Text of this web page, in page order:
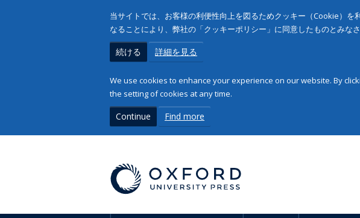
当サイトでは、お客様の利便性向上を図るためクッキー（Cookie）
なることにより、弊社の「クッキーポリシー」に同意したものとみな
続ける 詳細を見る
We use cookies to enhance your experience on our website. By
the setting of cookies at any time.
Continue Find more